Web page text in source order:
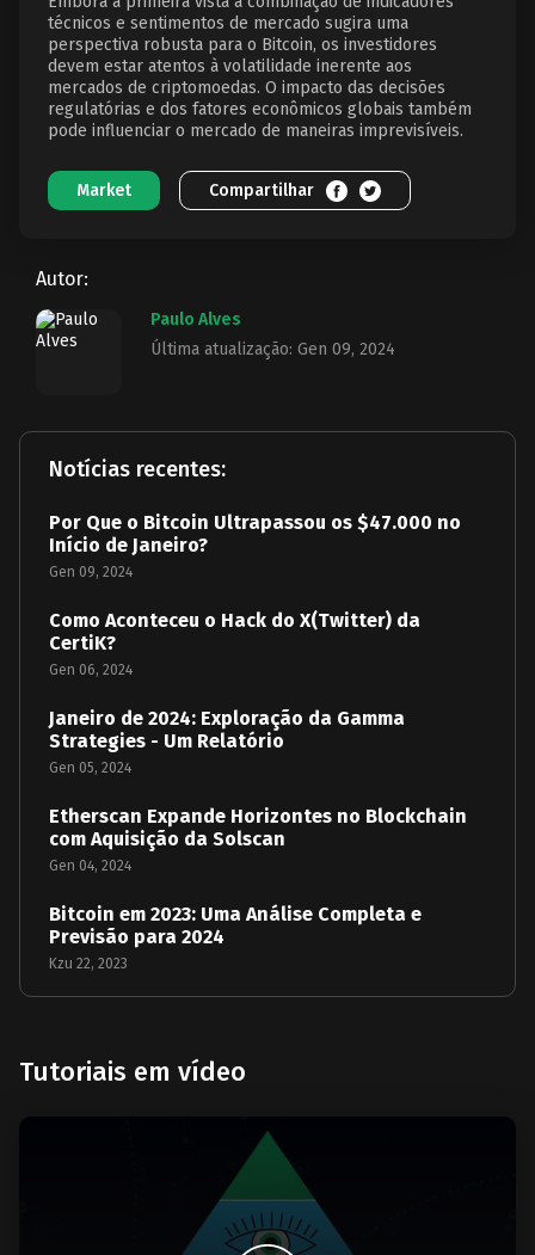
técnicos e sentimentos de mercado sugira uma
perspectiva robusta para o Bitcoin, os investidores
devem estar atentos à volatilidade inerente aos
mercados de criptomoedas. O impacto das decisões
regulatórias e dos fatores econômicos globais também
pode influenciar o mercado de maneiras imprevisíveis.
Market Compartilhar
Autor:
Paulo Alves
Última atualização: Gen 09, 2024
Notícias recentes:
Por Que o Bitcoin Ultrapassou os $47.000 no
Início de Janeiro?
Gen 09, 2024
Como Aconteceu o Hack do X(Twitter) da
CertiK?
Gen 06, 2024
Janeiro de 2024: Exploração da Gamma
Strategies - Um Relatório
Gen 05, 2024
Etherscan Expande Horizontes no Blockchain
com Aquisição da Solscan
Gen 04, 2024
Bitcoin em 2023: Uma Análise Completa e
Previsão para 2024
Kzu 22, 2023
Tutoriais em vídeo